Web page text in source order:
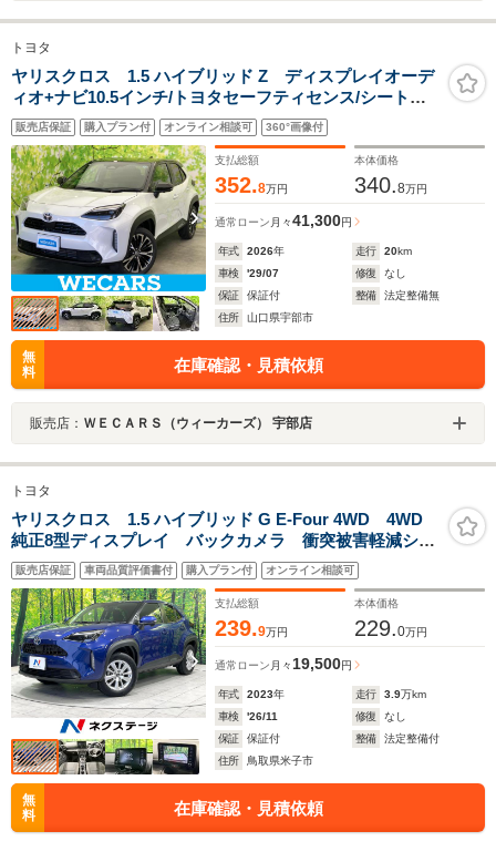
トヨタ
ヤリスクロス 1.5 ハイブリッド Z ディスプレイオーデ
ィオ+ナビ10.5インチ/トヨタセーフティセンス/シートヒ
ーター 前席/パノラミックビューモニター/車線逸脱防止支
援システム/シート ハーフレザー
販売店保証 購入プラン付 オンライン相談可 360°画像付
支払総額
352.8万円
本体価格
340.8万円
通常ローン 月々41,300円
年式 2026年 走行 20km
車検
'29/07 修復
なし
保証
保証付 整備
法定整備無
住所
山口県宇部市
無
料
在庫確認・見積依頼
販売店： ＷＥＣＡＲＳ（ウィーカーズ） 宇部店
トヨタ
ヤリスクロス 1.5 ハイブリッド G E-Four 4WD 4WD
純正8型ディスプレイ バックカメラ 衝突被害軽減シス
テム レーダークルーズ 禁煙車 ドラレコ コーナー
センサー LEDヘッド ETC 純正16インチアルミ オ
ートハイビーム 車線逸脱警報
販売店保証 車両品質評価書付 購入プラン付 オンライン相談可
支払総額
239.9万円
本体価格
229.0万円
通常ローン 月々19,500円
年式 2023年 走行 3.9万km
車検
'26/11 修復
なし
保証
保証付 整備
法定整備付
住所
鳥取県米子市
無
料
在庫確認・見積依頼